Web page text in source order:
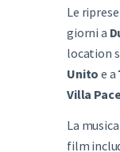
Le
giorni a
location
Unito e a
Villa
La
film